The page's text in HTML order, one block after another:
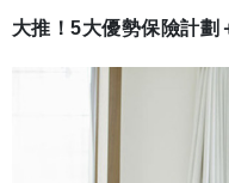
大推！5大優勢保險計劃